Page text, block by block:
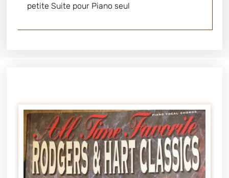
petite Suite pour Piano seul